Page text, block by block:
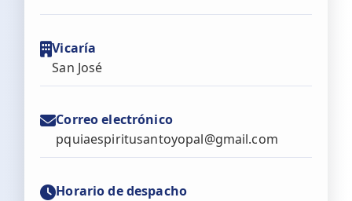
Vicaría
San José
Correo electrónico
pquiaespiritusantoyopal@gmail.com
Horario de despacho